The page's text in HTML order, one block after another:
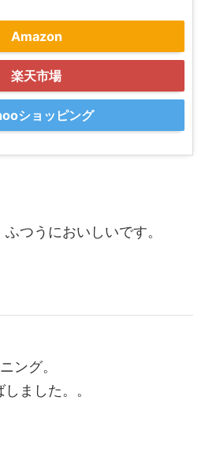
Amazon
楽天市場
ショッピング
つうにおいしいです。
ング。
ました。。